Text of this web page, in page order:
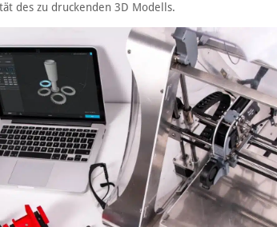
des zu druckenden 3D Modells.